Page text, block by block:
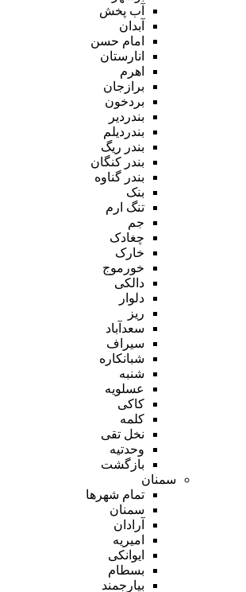
آب پخش
آبدان
امام حسن
انارستان
اهرم
برازجان
بردخون
بندردیر
بندردیلم
بندر ریگ
بندر کنگان
بندر گناوه
بنک
تنگ ارم
جم
چغادک
خارک
خورموج
دالکی
دلوار
ریز
سعدآباد
سیراف
شبانکاره
شنبه
عسلویه
کاکی
کلمه
نخل تقی
وحدتیه
بازگشت
سمنان
تمام شهر‌ها
سمنان
آرادان
امیریه
ایوانکی
بسطام
بیارجمند